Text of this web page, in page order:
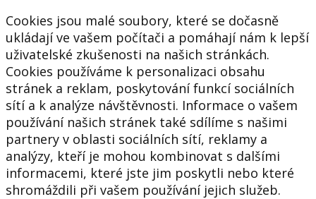
Cookies jsou malé soubory, které se dočasně
ukládají ve vašem počítači a pomáhají nám k lepší
uživatelské zkušenosti na našich stránkách.
Cookies používáme k personalizaci obsahu
stránek a reklam, poskytování funkcí sociálních
sítí a k analýze návštěvnosti. Informace o vašem
používání našich stránek také sdílíme s našimi
partnery v oblasti sociálních sítí, reklamy a
analýzy, kteří je mohou kombinovat s dalšími
informacemi, které jste jim poskytli nebo které
shromáždili při vašem používání jejich služeb.